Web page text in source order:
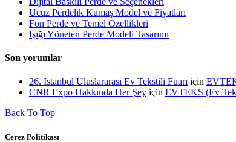
Ucuz Perdelik Kumaş Model ve Fiyatları
Fon Perde ve Temel Özellikleri
Işığı Yöneten Perde Modeli Tasarımı
Son yorumlar
26. İstanbul Uluslararası Ev Tekstili Fuarı için
CNR Expo Hakkında Her Şey için EVTEKS (Ev
Back To Top
Çerez Politikası